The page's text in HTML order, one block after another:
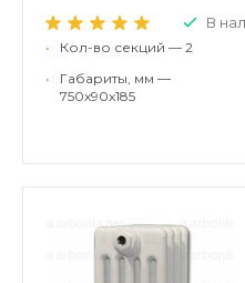
В
•
Кол-во секций — 2
•
Габариты, мм —
750x90x185